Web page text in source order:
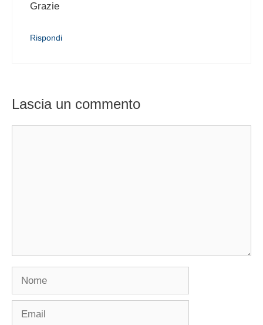
Grazie
Rispondi
Lascia un commento
Nome
Email